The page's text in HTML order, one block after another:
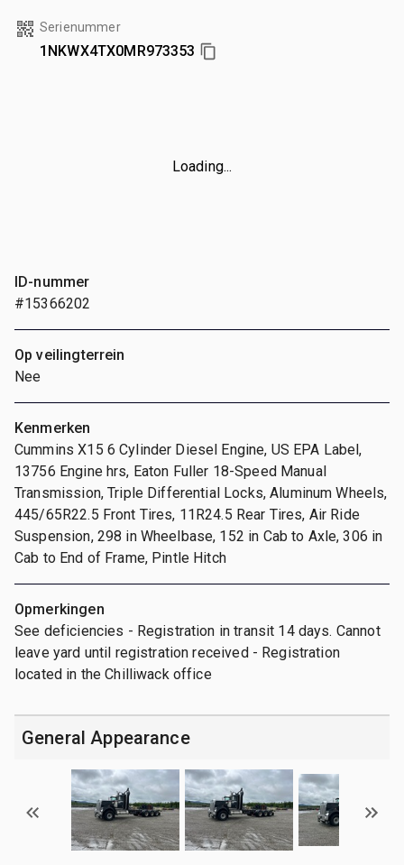
Serienummer
1NKWX4TX0MR973353
Loading...
ID-nummer
#15366202
Op veilingterrein
Nee
Kenmerken
Cummins X15 6 Cylinder Diesel Engine, US EPA Label,
13756 Engine hrs, Eaton Fuller 18-Speed Manual
Transmission, Triple Differential Locks, Aluminum Wheels,
445/65R22.5 Front Tires, 11R24.5 Rear Tires, Air Ride
Suspension, 298 in Wheelbase, 152 in Cab to Axle, 306 in
Cab to End of Frame, Pintle Hitch
Opmerkingen
See deficiencies - Registration in transit 14 days. Cannot
leave yard until registration received - Registration
located in the Chilliwack office
General Appearance